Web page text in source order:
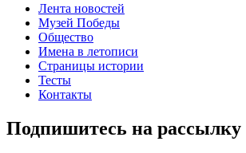
Лента новостей
Музей Победы
Общество
Имена в летописи
Страницы истории
Тесты
Контакты
Подпишитесь на рассылку